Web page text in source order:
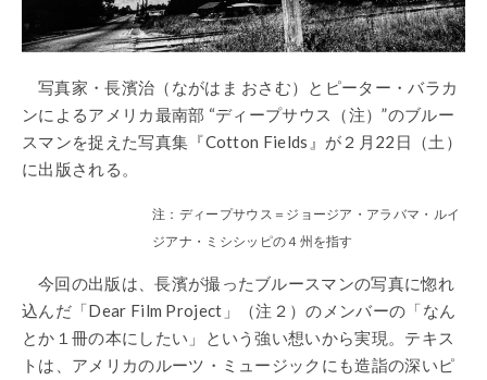
写真家・長濱治（ながはま おさむ）とピーター・バラカ
ンによるアメリカ最南部 “ディープサウス（注）”のブルー
スマンを捉えた写真集『Cotton Fields』が２月22日（土）
に出版される。
注：ディープサウス＝ジョージア・アラバマ・ルイ
ジアナ・ミシシッピの４州を指す
今回の出版は、長濱が撮ったブルースマンの写真に惚れ
込んだ「Dear Film Project」（注２）のメンバーの「なん
とか１冊の本にしたい」という強い想いから実現。テキス
トは、アメリカのルーツ・ミュージックにも造詣の深いピ